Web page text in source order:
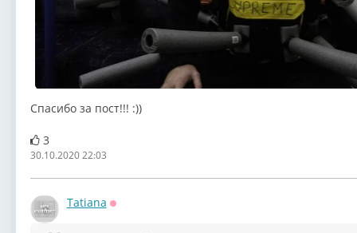
Спасибо за пост!!! :))
3
30.10.2020 22:03
Tatiana